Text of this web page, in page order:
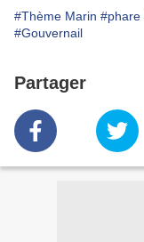
#Thème Marin #phare
#Gouvernail
Partager